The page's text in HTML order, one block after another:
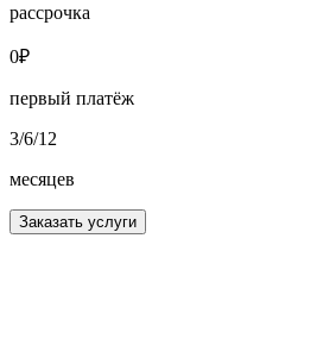
рассрочка
0₽
первый платёж
3/6/12
месяцев
Заказать услуги